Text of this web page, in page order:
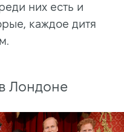
них есть и
каждое дитя
Лондоне